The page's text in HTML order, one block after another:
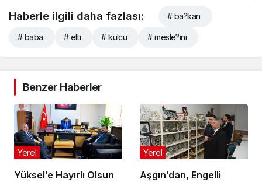
Haberle ilgili daha fazlası: # ba?kan
# baba # etti # külcü # mesle?ini
Benzer Haberler
Yüksel’e Hayırlı Olsun
Yerel
Aşgın’dan, Engelli
Yerel